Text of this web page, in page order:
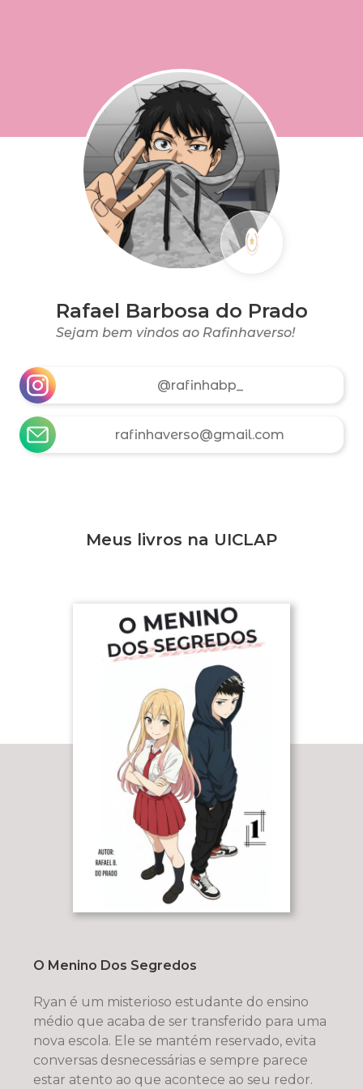
Rafael Barbosa do Prado
Sejam bem vindos ao Rafinhaverso!
@rafinhabp_
rafinhaverso@gmail.com
Meus livros na UICLAP
O Menino Dos Segredos
Ryan é um misterioso estudante do ensino
médio que acaba de ser transferido para uma
nova escola. Ele se mantém reservado, evita
conversas desnecessárias e sempre parece
estar atento ao que acontece ao seu redor.